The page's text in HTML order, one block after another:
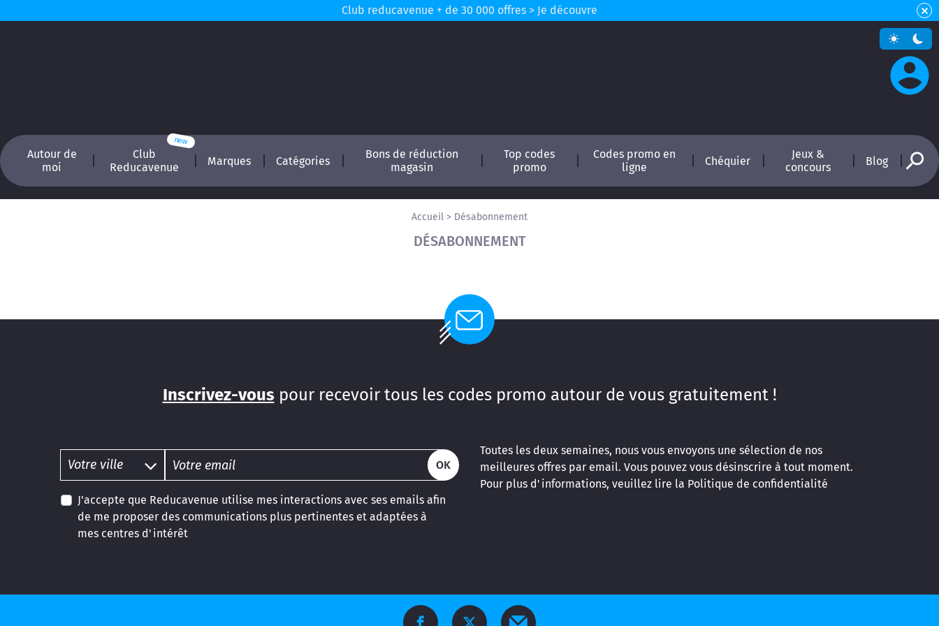
Club reducavenue + de 30 000 offres > Je découvre
Autour de
moi
Club
Reducavenue
Marques Catégories
Bons de réduction
magasin
Top codes
promo
Codes promo en
ligne
Chéquier
Jeux &
concours
Blog
Réinitialiser la recherche
Accueil > Désabonnement
DÉSABONNEMENT
Inscrivez-vous pour recevoir tous les codes promo autour de vous gratuitement !
OK
J'accepte que Reducavenue utilise mes interactions avec ses emails afin
de me proposer des communications plus pertinentes et adaptées à
mes centres d'intérêt
Toutes les deux semaines, nous vous envoyons une sélection de nos
meilleures offres par email. Vous pouvez vous désinscrire à tout moment.
Pour plus d'informations, veuillez lire la Politique de confidentialité